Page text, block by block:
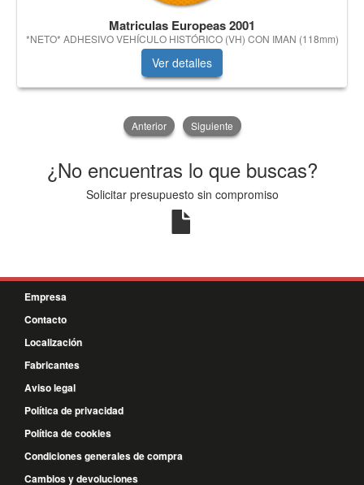
Matriculas Europeas 2001
*NETO* ADHESIVO VEHÍCULO HISTÓRICO (VH) CON IMAN (118mm)
Ver detalles
Anterior Siguiente
¿No encuentras lo que buscas?
Solicitar presupuesto sin compromiso
Empresa
Contacto
Localización
Fabricantes
Aviso legal
Política de privacidad
Política de cookies
Condiciones generales de compra
Cambios y devoluciones